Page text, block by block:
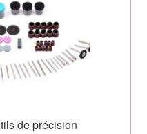
de précision